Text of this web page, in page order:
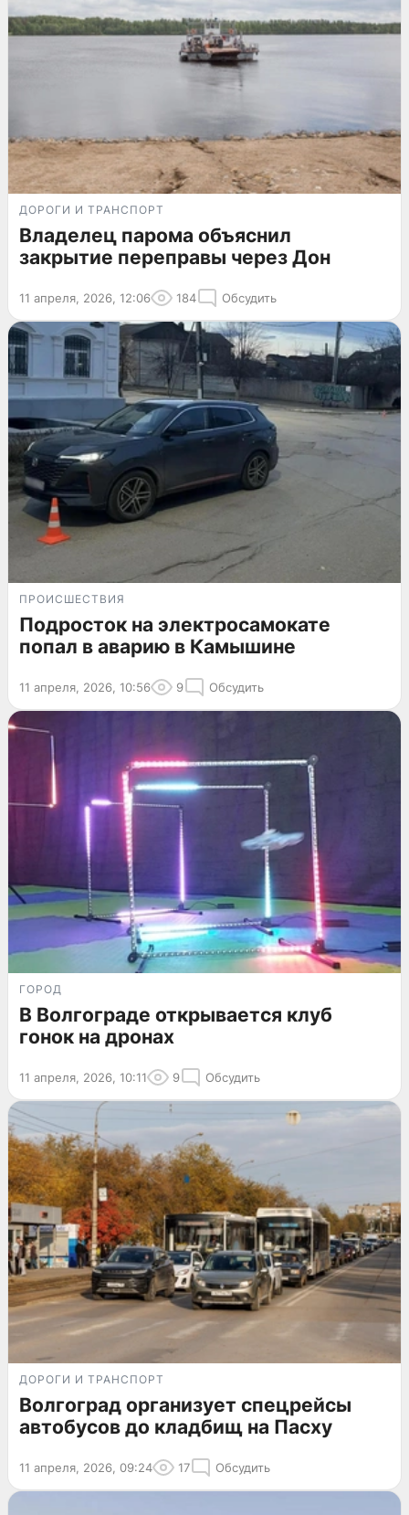
ДОРОГИ И ТРАНСПОРТ
Владелец парома объяснил
закрытие переправы через Дон
11 апреля, 2026, 12:06 184 Обсудить
ПРОИСШЕСТВИЯ
Подросток на электросамокате
попал в аварию в Камышине
11 апреля, 2026, 10:56 9 Обсудить
ГОРОД
В Волгограде открывается клуб
гонок на дронах
11 апреля, 2026, 10:11 9 Обсудить
ДОРОГИ И ТРАНСПОРТ
Волгоград организует спецрейсы
автобусов до кладбищ на Пасху
11 апреля, 2026, 09:24 17 Обсудить